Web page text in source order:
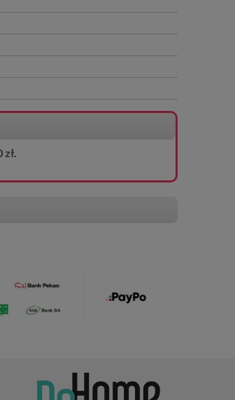
cena:20,00 zł
Najniższa